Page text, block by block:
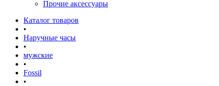
Прочие аксессуары
Каталог товаров
•
Наручные часы
•
мужские
•
Fossil
•